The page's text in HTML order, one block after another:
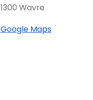
1300 Wavre
Google Maps